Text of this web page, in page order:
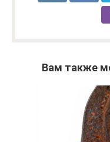
Вам также